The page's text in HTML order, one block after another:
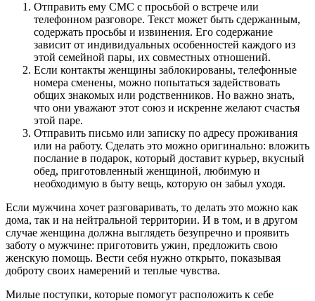
Отправить ему СМС с просьбой о встрече или
телефонном разговоре. Текст может быть сдержанным,
содержать просьбы и извинения. Его содержание
зависит от индивидуальных особенностей каждого из
этой семейной пары, их совместных отношений.
Если контакты женщины заблокированы, телефонные
номера сменены, можно попытаться задействовать
общих знакомых или родственников. Но важно знать,
что они уважают этот союз и искренне желают счастья
этой паре.
Отправить письмо или записку по адресу проживания
или на работу. Сделать это можно оригинально: вложить
послание в подарок, который доставит курьер, вкусный
обед, приготовленный женщиной, любимую и
необходимую в быту вещь, которую он забыл уходя.
Если мужчина хочет разговаривать, то делать это можно как
дома, так и на нейтральной территории. И в том, и в другом
случае женщина должна выглядеть безупречно и проявить
заботу о мужчине: приготовить ужин, предложить свою
женскую помощь. Вести себя нужно открыто, показывая
доброту своих намерений и теплые чувства.
Милые поступки, которые помогут расположить к себе